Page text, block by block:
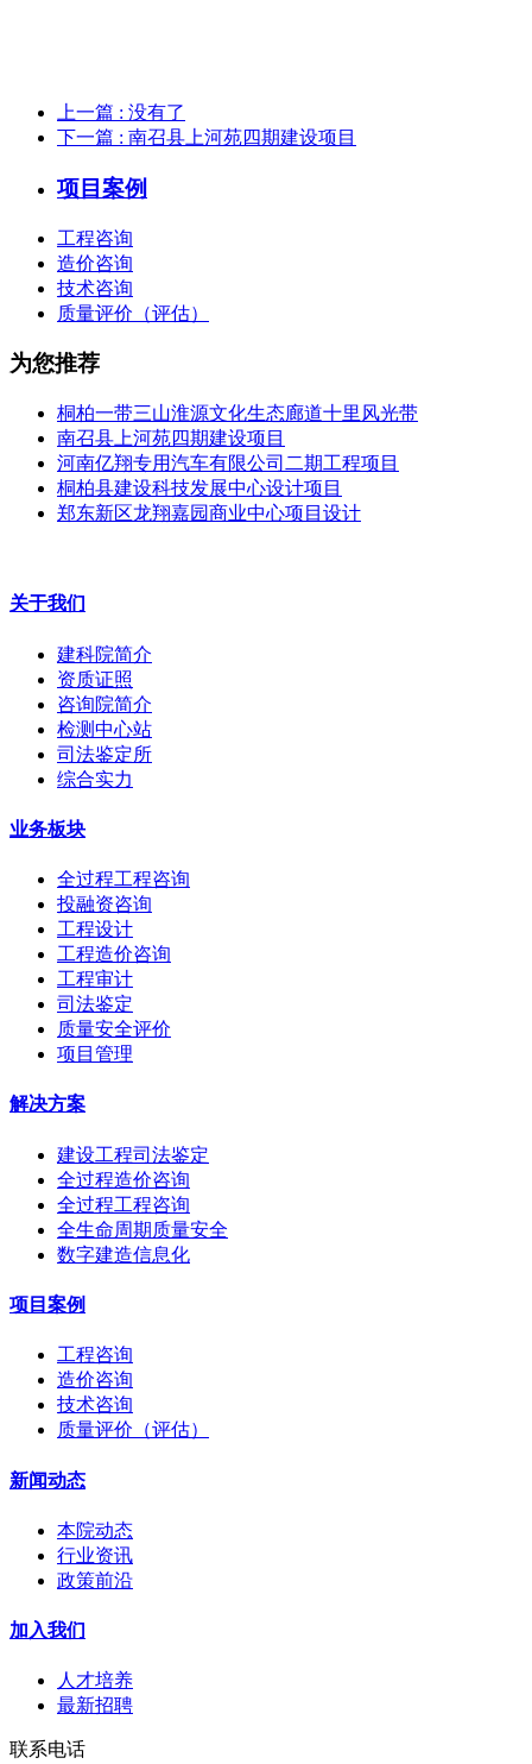
上一篇 : 没有了
下一篇 : 南召县上河苑四期建设项目
项目案例
工程咨询
造价咨询
技术咨询
质量评价（评估）
为您推荐
桐柏一带三山淮源文化生态廊道十里风光带
南召县上河苑四期建设项目
河南亿翔专用汽车有限公司二期工程项目
桐柏县建设科技发展中心设计项目
郑东新区龙翔嘉园商业中心项目设计
关于我们
建科院简介
资质证照
咨询院简介
检测中心站
司法鉴定所
综合实力
业务板块
全过程工程咨询
投融资咨询
工程设计
工程造价咨询
工程审计
司法鉴定
质量安全评价
项目管理
解决方案
建设工程司法鉴定
全过程造价咨询
全过程工程咨询
全生命周期质量安全
数字建造信息化
项目案例
工程咨询
造价咨询
技术咨询
质量评价（评估）
新闻动态
本院动态
行业资讯
政策前沿
加入我们
人才培养
最新招聘
联系电话